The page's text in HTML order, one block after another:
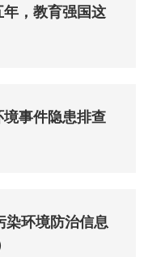
，教育强国这
事件隐患排查
染环境防治信息